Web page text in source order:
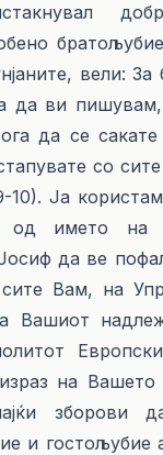
вели: За
да ви
да се
со
10). Ја
името на
да ве
Вам, на
Вашиот
на
зборови
и гостољубие